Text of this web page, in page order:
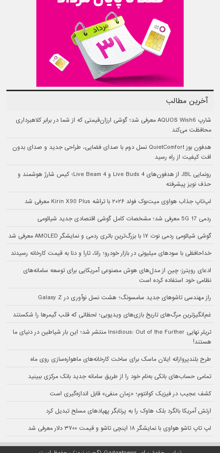
آخرین مطالب
شارپ AQUOS Wish6 معرفی شد؛ گوشی ارزان‌قیمتی که از شما در برابر کلاهبرداری
محافظت می‌کند
هدفون بوز QuietComfort نسل دوم با صدای فضایی، طراحی جدید و صدای بدون
افت کیفیت از راه رسید
رونمایی JBL از هدفون‌های Live Buds 4 و Live Beam 4؛ کیس شارژ هوشمند و
حذف نویز پیشرفته
لپ‌تاپ جذاب هواوی میت‌بوک فولد ۲۰۲۶ با تراشه Kirin X90 Plus معرفی شد
ردمی 17 5G معرفی شد؛ مشخصات کامل گوشی اقتصادی جدید شیائومی
گوشی شیائومی ردمی نوت ۱۷ با بزرگ‌ترین باتری ردمی و نمایشگر AMOLED معرفی شد
خداحافظی با سودهای میلیونی در بازار خودرو؛ رانا، تارا و دنا به قیمت کارخانه رسیدند
ادعای رویترز: چین از مدل‌های هوش مصنوعی آمریکایی برای توسعه سامانه‌های
نظامی خود استفاده کرده است
راز مهندسی تاشوهای جدید سامسونگ؛ هشت نسل نوآوری در Galaxy Z
غم‌انگیزترین مرگ‌های تاریخ بازی‌های ویدیویی؛ لحظاتی که قلب گیمرها را شکستند
تریلر نهایی Insidious: Out of the Further منتشر شد؛ این بار شیاطین در دنیای ما
هستند!
طرح بلندپروازانه ایلان ماسک برای ساخت کارخانه‌های ماهواره‌سازی روی ماه
تمامی حساب‌های بانکی به‌نام خود را از طریق سامانه جدید بانک مرکزی ببینید
کشف عجیب در فیزیک کوانتوم؛ «زمان منفی» قابل اندازه‌گیری است
ارتش آمریکا بالگرد بلک هاوک را به پرتابگر پهپادهای مسلح تبدیل کرد
لپ تاپ تاشو هواوی با نمایشگر ۱۸ اینچی تاشو و قیمت ۳۷۰۰ دلار معرفی شد